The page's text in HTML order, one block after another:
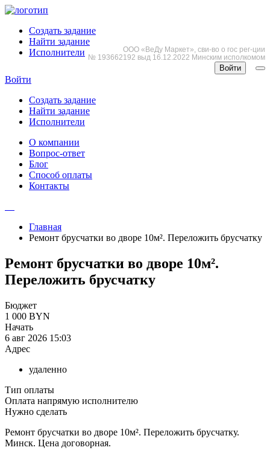
Создать задание
Найти задание
Исполнители
ООО «ВеДу Маркет», сви-во о гос рег-ции
№ 193662192 выд 16.12.2022 Минским исполкомом
Войти
Войти
Создать задание
Найти задание
Исполнители
О компании
Вопрос-ответ
Блог
Способ оплаты
Контакты
Главная
Ремонт брусчатки во дворе 10м². Переложить брусчатку
Ремонт брусчатки во дворе 10м².
Переложить брусчатку
Бюджет
1 000 BYN
Начать
6 авг 2026 15:03
Адрес
удаленно
Тип оплаты
Оплата напрямую исполнителю
Нужно сделать
Ремонт брусчатки во дворе 10м². Переложить брусчатку.
Минск. Цена договорная.